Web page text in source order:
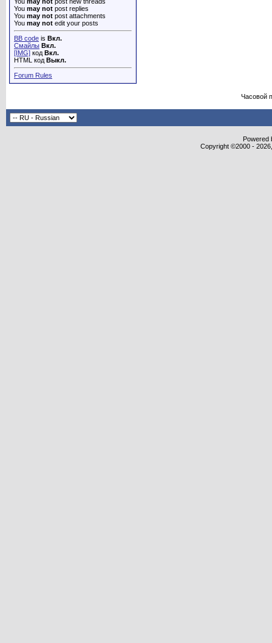
You may not post replies
You may not post attachments
You may not edit your posts
BB code is Вкл.
Смайлы Вкл.
[IMG] код Вкл.
HTML код Выкл.
Forum Rules
Часовой
Powered
Copyright ©2000 -